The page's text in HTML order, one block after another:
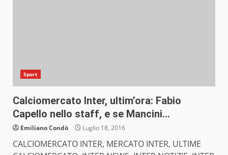
Sport
Calciomercato Inter, ultim’ora: Fabio
Capello nello staff, e se Mancini…
Emiliano Condò Luglio 18, 2016
CALCIOMERCATO INTER, MERCATO INTER, ULTIME